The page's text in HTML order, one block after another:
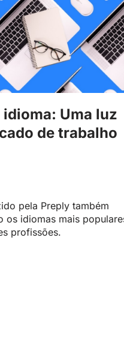
idioma: Uma luz
de trabalho
pela Preply também
os idiomas mais
profissões.